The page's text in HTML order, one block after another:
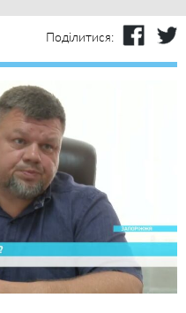
Поділитися: